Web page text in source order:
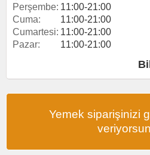
Perşembe: 11:00-21:00
Cuma:
11:00-21:00
Cumartesi: 11:00-21:00
Pazar:
11:00-21:00
Yemek siparişinizi